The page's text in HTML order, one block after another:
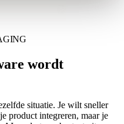
wordt
situatie. Je wilt sneller
product integreren, maar je